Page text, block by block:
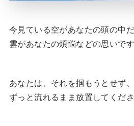
今見ている空があなたの頭の中
雲があなたの煩悩などの思いです
あなたは、それを掴もうとせず
ずっと流れるまま放置してくださ